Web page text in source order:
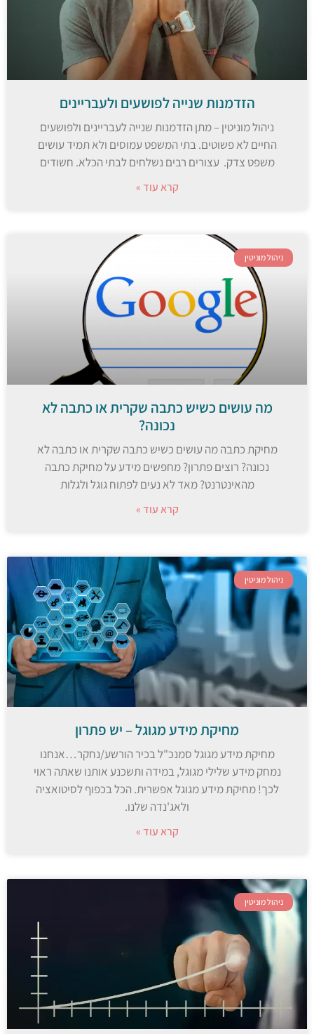
הזדמנות שנייה לפושעים ולעבריינים
ניהול מוניטין – מתן הזדמנות שנייה לעבריינים ולפושעים
החיים לא פשוטים. בתי המשפט עמוסים ולא תמיד עושים
משפט צדק. עצורים רבים נשלחים לבתי הכלא. חשודים
קרא עוד »
ניהול מוניטין
מה עושים כשיש כתבה שקרית או כתבה לא
נכונה?
מחיקת כתבה מה עושים כשיש כתבה שקרית או כתבה לא
נכונה? רוצים פתרון? מחפשים מידע על מחיקת כתבה
מהאינטרנט? מאד לא נעים לפתוח גוגל ולגלות
קרא עוד »
ניהול מוניטין
מחיקת מידע מגוגל – יש פתרון
מחיקת מידע מגוגל סמנכ"ל בכיר הורשע/נחקר…אנחנו
נמחק מידע שלילי מגוגל, במידה ותשכנע אותנו שאתה ראוי
לכך! מחיקת מידע מגוגל אפשרית. הכל בכפוף לסיטואציה
ולאג'נדה שלנו.
קרא עוד »
ניהול מוניטין